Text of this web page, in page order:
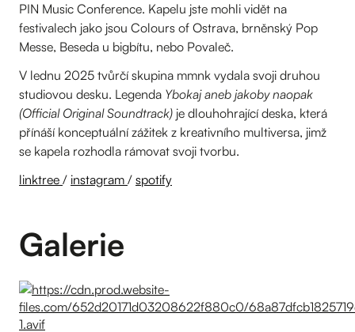
PIN Music Conference. Kapelu jste mohli vidět na
festivalech jako jsou Colours of Ostrava, brněnský Pop
Messe, Beseda u bigbítu, nebo Povaleč.
V lednu 2025 tvůrčí skupina mmnk vydala svoji druhou
studiovou desku. Legenda Ybokaj aneb jakoby naopak
(Official Original Soundtrack) je dlouhohrající deska, která
přínáší konceptuální zážitek z kreativního multiversa, jimž
se kapela rozhodla rámovat svoji tvorbu.
linktree / instagram / spotify
Galerie